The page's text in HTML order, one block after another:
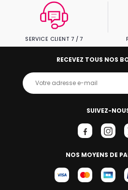
SERVICE CLIENT 7 / 7
SUIVEZ-
NOS MOYENS DE
RECEVEZ TOUS NOS